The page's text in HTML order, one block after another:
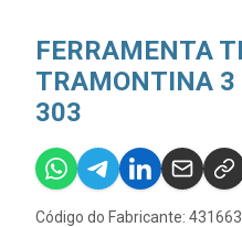
FERRAMENTA
TRAMONTINA
303
Código do Fabricante: